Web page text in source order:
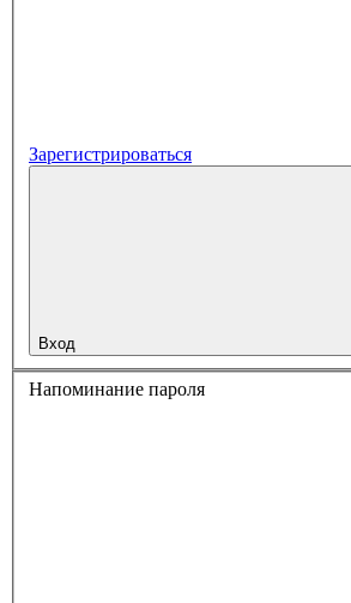
Зарегистрироваться
Вход
Напоминание пароля